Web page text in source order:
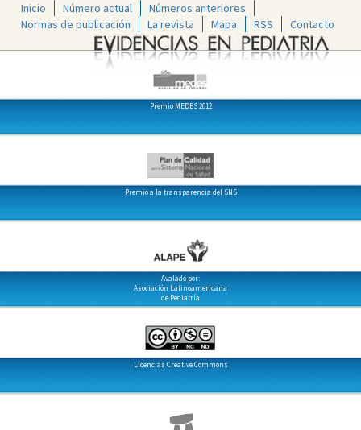
Inicio Número actual
Números anteriores
Normas de publicación
La revista Mapa RSS Contacto
Premio MEDES 2012
Premio a la transparencia del SNS
Avalado por:
Asociación Latinoamericana
de Pediatría
Licencias Creative Commons